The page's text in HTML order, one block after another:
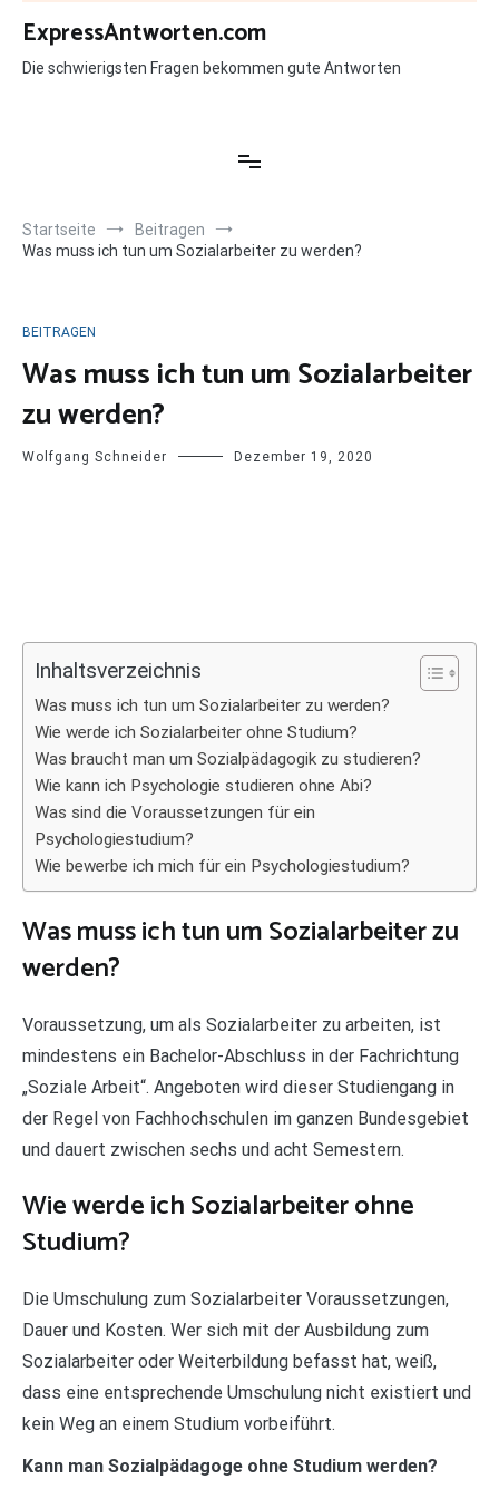
Zum
Inhalt
springen
ExpressAntworten.com
Die schwierigsten Fragen bekommen gute Antworten
Startseite
Beitragen
Was muss ich tun um Sozialarbeiter zu werden?
BEITRAGEN
Was muss ich tun um Sozialarbeiter
zu werden?
Wolfgang Schneider Dezember 19, 2020
Inhaltsverzeichnis
Was muss ich tun um Sozialarbeiter zu werden?
Wie werde ich Sozialarbeiter ohne Studium?
Was braucht man um Sozialpädagogik zu studieren?
Wie kann ich Psychologie studieren ohne Abi?
Was sind die Voraussetzungen für ein
Psychologiestudium?
Wie bewerbe ich mich für ein Psychologiestudium?
Was muss ich tun um Sozialarbeiter zu
werden?
Voraussetzung, um als Sozialarbeiter zu arbeiten, ist
mindestens ein Bachelor-Abschluss in der Fachrichtung
„Soziale Arbeit“. Angeboten wird dieser Studiengang in
der Regel von Fachhochschulen im ganzen Bundesgebiet
und dauert zwischen sechs und acht Semestern.
Wie werde ich Sozialarbeiter ohne
Studium?
Die Umschulung zum Sozialarbeiter Voraussetzungen,
Dauer und Kosten. Wer sich mit der Ausbildung zum
Sozialarbeiter oder Weiterbildung befasst hat, weiß,
dass eine entsprechende Umschulung nicht existiert und
kein Weg an einem Studium vorbeiführt.
Kann man Sozialpädagoge ohne Studium werden?